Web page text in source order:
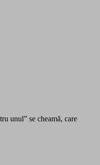
unul” se cheamă, care